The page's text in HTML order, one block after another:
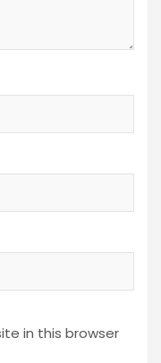
in this browser